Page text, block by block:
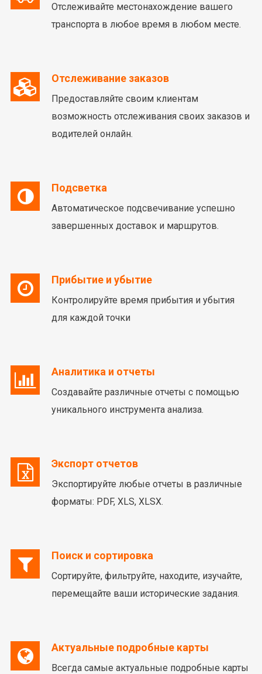
Отслеживайте местонахождение вашего
транспорта в любое время в любом месте.
Отслеживание заказов
Предоставляйте своим клиентам
возможность отслеживания своих заказов и
водителей онлайн.
Подсветка
Автоматическое подсвечивание успешно
завершенных доставок и маршрутов.
Прибытие и убытие
Контролируйте время прибытия и убытия
для каждой точки
Аналитика и отчеты
Создавайте различные отчеты с помощью
уникального инструмента анализа.
Экспорт отчетов
Экспортируйте любые отчеты в различные
форматы: PDF, XLS, XLSX.
Поиск и сортировка
Сортируйте, фильтруйте, находите, изучайте,
перемещайте ваши исторические задания.
Актуальные подробные карты
Всегда самые актуальные подробные карты